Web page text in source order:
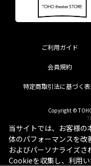
ご利用ガイド
会員規約
特定商取引法に基づく
Copyright ©
当サイトでは、お客様
体のパフォーマンスを改
およびパーソナライズ
Cookieを収集し、利用い